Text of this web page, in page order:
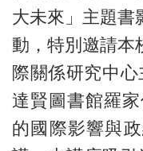
大未來」主題書
動，特別邀請本
際關係研究中
達賢圖書館羅家
的國際影響與